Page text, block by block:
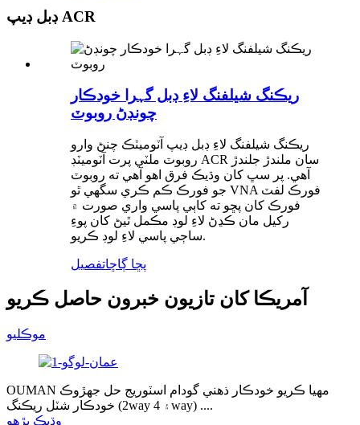
ڊبل ڊيپ ACR
ريڪنگ شيلفنگ لاءِ ڊبل گہرا خودڪار
چونڊڻ روبوٽ
ريڪنگ شيلفنگ لاءِ ڊبل ڊيپ آٽوميٽڪ چنڻ وارو
روبوٽ ملٽي پرت آٽوميٽڊ ACR سان ملندڙ جلندڙ
آهي. پر سڀ کان وڌيڪ فرق اهو آهي ته روبوٽ
جو فورڪ ڪم ڪري سگهي ٿو VNA فورڪ لفٽ
فورڪ کان پڇو ته کاٻي پاسي واري صورت ۾
رکيل مان ڪڍڻ لاءِ لوڊ مڪمل ٿيڻ کان پوءِ
ساڄي پاسي لاءِ لوڊ ڪريو.
پڇا ڳاڇاتفصيل
آمريڪا کان تازيون خبرون حاصل ڪريو
موڪليو
OUMAN مهيا ڪريو خودڪار ذھني گودام اسٽوريج حل جهڙوڪ
خودڪار شٽل ريڪنگ (2way ۽ 4way) ....
وڌيڪ پڙهو